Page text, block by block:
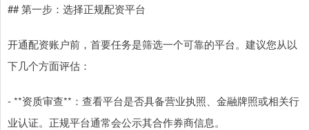
## 第一步：选择正规配资平台
开通配资账户前，首要任务是筛选一个可靠的平台。建议您从以
下几个方面评估：
- **资质审查**：查看平台是否具备营业执照、金融牌照或相关行
业认证。正规平台通常会公示其合作券商信息。